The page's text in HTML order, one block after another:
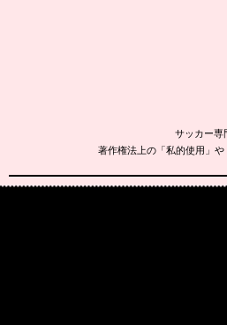
サッカー専
著作権法上の「私的使用」